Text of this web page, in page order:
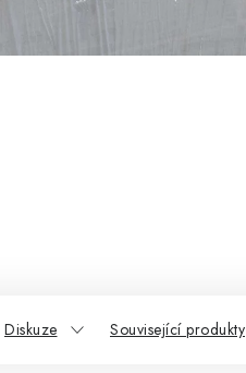
Diskuze Související produkty